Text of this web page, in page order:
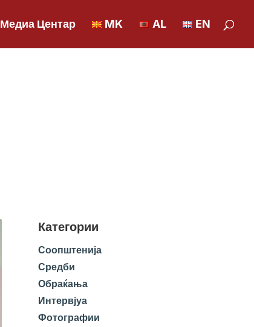
Медиа Центар MK AL EN
Категории
Соопштенија
Средби
Обраќања
Интервјуа
Фотографии